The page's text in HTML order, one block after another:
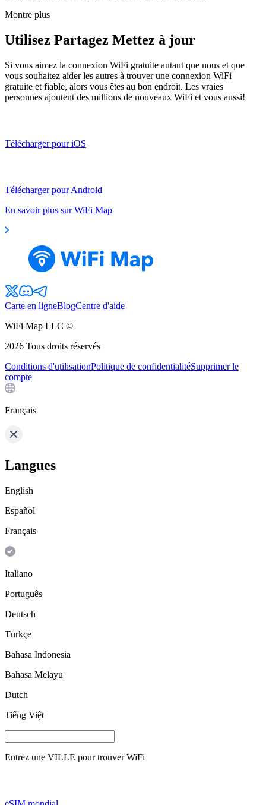
Montre plus
Utilisez Partagez Mettez à jour
Si vous aimez la connexion WiFi gratuite autant que nous et que
vous souhaitez aider les autres à trouver une connexion WiFi
gratuite et fiable, alors vous êtes au bon endroit. Les vraies
personnes ajoutent des millions de nouveaux WiFi et vous aussi!
Télécharger pour iOS
Télécharger pour Android
En savoir plus sur WiFi Map
Carte en ligneBlogCentre d'aide
WiFi Map LLC ©
2026 Tous droits réservés
Conditions d'utilisationPolitique de confidentialitéSupprimer le
compte
Français
Langues
English
Español
Français
Italiano
Português
Deutsch
Türkçe
Bahasa Indonesia
Bahasa Melayu
Dutch
Tiếng Việt
Entrez une VILLE pour trouver WiFi